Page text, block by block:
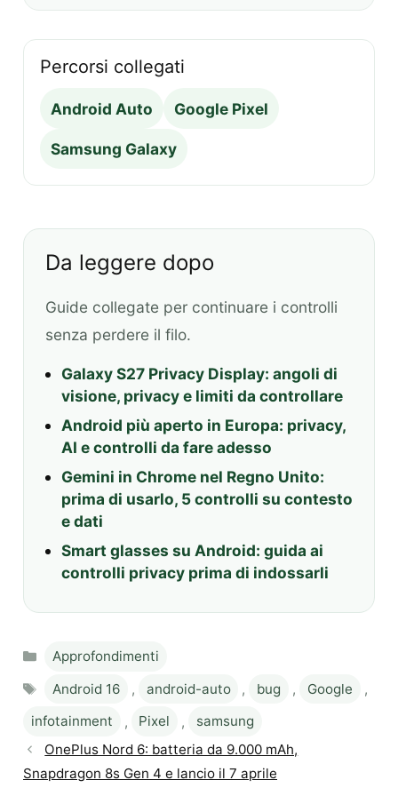
Percorsi collegati
Android Auto Google Pixel
Samsung Galaxy
Da leggere dopo
Guide collegate per continuare i controlli
senza perdere il filo.
Galaxy S27 Privacy Display: angoli di
visione, privacy e limiti da controllare
Android più aperto in Europa: privacy,
AI e controlli da fare adesso
Gemini in Chrome nel Regno Unito:
prima di usarlo, 5 controlli su contesto
e dati
Smart glasses su Android: guida ai
controlli privacy prima di indossarli
Categories
Approfondimenti
Tags
Android 16 , android-auto , bug , Google
,
infotainment
, Pixel ,
samsung
OnePlus Nord 6: batteria da 9.000 mAh,
Snapdragon 8s Gen 4 e lancio il 7 aprile